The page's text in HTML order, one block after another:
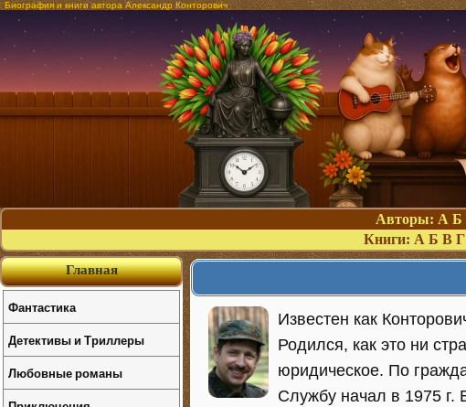
Биография и книги автора Александр Конторович
Авторы: А Б
Книги: А Б В Г
Известен как
Родился, как это ни
юридическое. По
Службу начал в 1975 г.
Главная
Фантастика
Детективы и Триллеры
Любовные романы